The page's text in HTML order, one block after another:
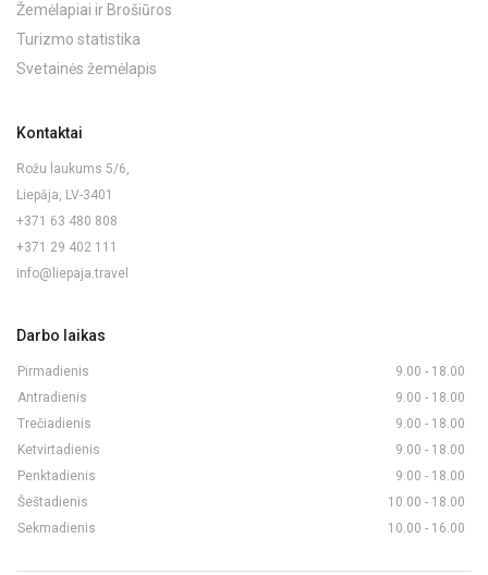
Žemėlapiai ir Brošiūros
Turizmo statistika
Svetainės žemėlapis
Kontaktai
Rožu laukums 5/6,
Liepāja, LV-3401
+371 63 480 808
+371 29 402 111
info@liepaja.travel
Darbo laikas
Pirmadienis
9.00 - 18.00
Antradienis
9.00 - 18.00
Trečiadienis
9.00 - 18.00
Ketvirtadienis
9.00 - 18.00
Penktadienis
9.00 - 18.00
Šeštadienis
10.00 - 18.00
Sekmadienis
10.00 - 16.00